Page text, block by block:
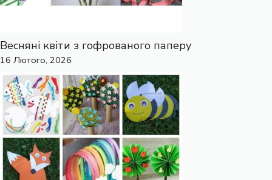
Весняні квіти з гофрованого паперу
16 Лютого, 2026